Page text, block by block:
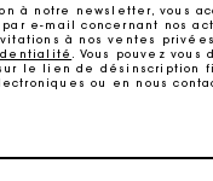
offerte sous 2 à 3
sécurisé
à notre newsletter, vous
e-mail concernant nos
à nos ventes
. Vous pouvez vous
le lien de désinscription
ou en nous